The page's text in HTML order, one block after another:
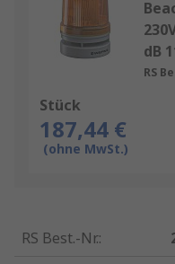
dB
RS
Stück
187,44 €
(ohne MwSt.)
RS Best.-Nr.: